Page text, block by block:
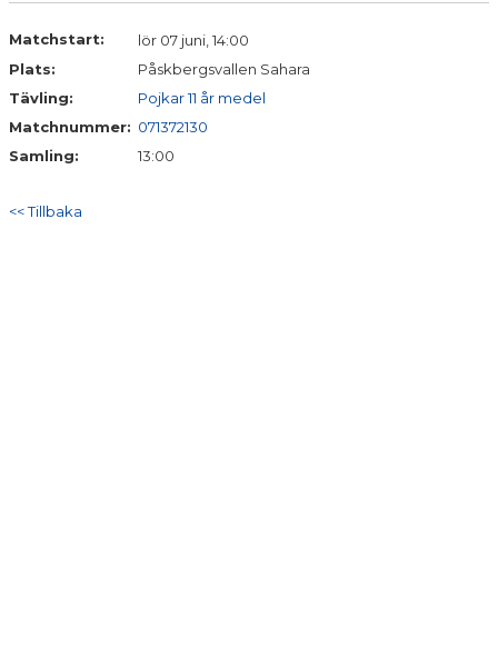
MATCHER
BILDGALLERI
Matchstart:
lör 07 juni, 14:00
Plats:
Påskbergsvallen Sahara
Tävling:
Pojkar 11 år medel
Matchnummer: 071372130
Samling:
13:00
<< Tillbaka